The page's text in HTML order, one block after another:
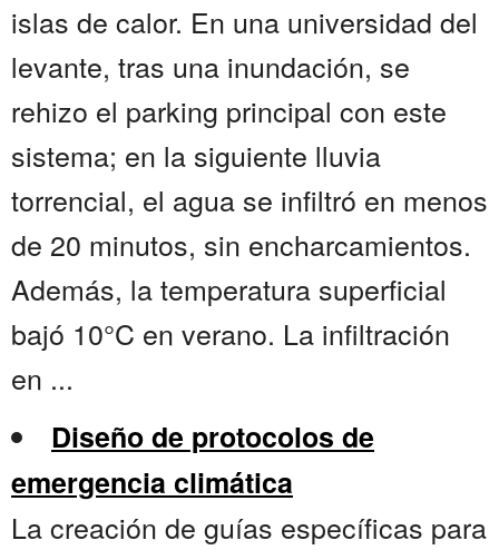
islas de calor. En una universidad del
levante, tras una inundación, se
rehizo el parking principal con este
sistema; en la siguiente lluvia
torrencial, el agua se infiltró en menos
de 20 minutos, sin encharcamientos.
Además, la temperatura superficial
bajó 10°C en verano. La infiltración
en ...
Diseño de protocolos de
emergencia climática
La creación de guías específicas para